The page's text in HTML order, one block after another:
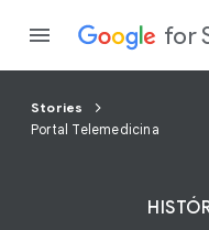
for
Stories
Portal Telemedicina